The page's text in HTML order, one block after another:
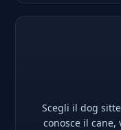
Scegli il dog
conosce il